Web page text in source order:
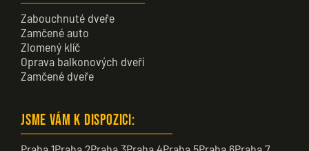
Zabouchnuté dveře
Zamčené auto
Zlomený klíč
Oprava balkonových dveří
Zamčené dveře
Jsme vám k dispozici: